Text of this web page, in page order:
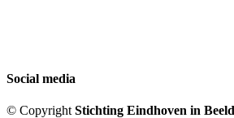
Social media
© Copyright Stichting Eindhoven in Beeld